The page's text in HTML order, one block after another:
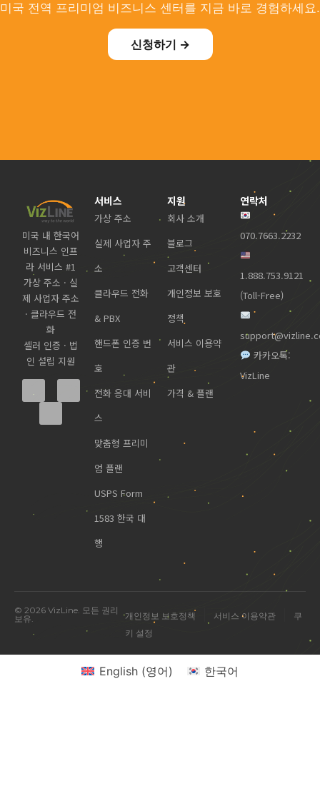
미국 전역 프리미엄 비즈니스 센터를 지금 바로 경험하세요.
신청하기 →
미국 내 한국어
비즈니스 인프
라 서비스 #1
가상 주소 · 실
제 사업자 주소
· 클라우드 전
화
셀러 인증 · 법
인 설립 지원
서비스
가상 주소
실제 사업자 주
소
클라우드 전화
& PBX
핸드폰 인증 번
호
전화 응대 서비
스
맞춤형 프리미
엄 플랜
USPS Form
1583 한국 대
행
지원
회사 소개
블로그
고객센터
개인정보 보호
정책
서비스 이용약
관
가격 & 플랜
연락처
070.7663.2232
1.888.753.9121
(Toll-Free)
카카오톡:
VizLine
© 2026 VizLine. 모든 권리
보유.
개인정보 보호정책 서비스 이용약관
쿠
키 설정
English(영어) 한국어